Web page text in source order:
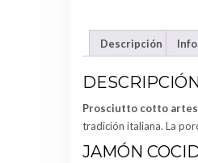
Descripción
Prosciutto cotto
tradición italiana. La
JAMÓN